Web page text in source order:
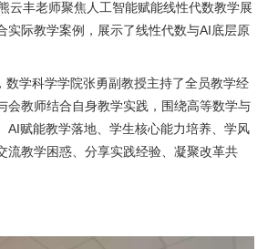
云丰老师聚焦人工智能赋能线性代数教学展
实际教学案例，展示了线性代数与AI底层原
数学科学学院张勇副教授主持了全员教学经
会教师结合自身教学实践，围绕高等数学与
AI赋能教学落地、学生核心能力培养、学风
流教学困惑、分享实践经验、凝聚改革共